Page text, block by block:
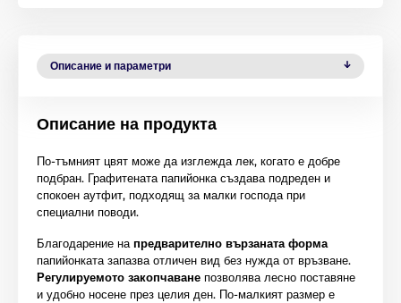
Описание и параметри
Описание на продукта
По-тъмният цвят може да изглежда лек, когато е добре
подбран. Графитената папийонка създава подреден и
спокоен аутфит, подходящ за малки господа при
специални поводи.
Благодарение на предварително вързаната форма
папийонката запазва отличен вид без нужда от връзване.
Регулируемото закопчаване позволява лесно поставяне
и удобно носене през целия ден. По-малкият размер е